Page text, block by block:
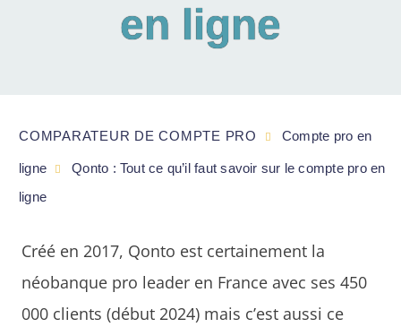
en ligne
Créé en 2017, Qonto est certainement la
néobanque pro leader en France avec ses 450
000 clients (début 2024) mais c’est aussi ce
COMPARATEUR DE COMPTE PRO Compte pro en
ligne
Qonto : Tout ce qu’il faut savoir sur le compte pro en
ligne